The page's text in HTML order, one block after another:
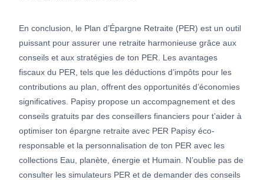
En conclusion, le Plan d’Épargne Retraite (PER) est un outil
puissant pour assurer une retraite harmonieuse grâce aux
conseils et aux stratégies de ton PER. Les avantages
fiscaux du PER, tels que les déductions d’impôts pour les
contributions au plan, offrent des opportunités d’économies
significatives. Papisy propose un accompagnement et des
conseils gratuits par des conseillers financiers pour t’aider à
optimiser ton épargne retraite avec PER Papisy éco-
responsable et la personnalisation de ton PER avec les
collections Eau, planète, énergie et Humain. N’oublie pas de
consulter les simulateurs PER et de demander des conseils